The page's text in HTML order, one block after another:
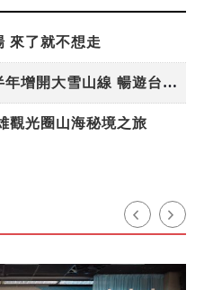
來了就不想走
台灣好行／新路線！下半年增開大雪山線 暢遊台中更便利
觀光圈山海秘境之旅